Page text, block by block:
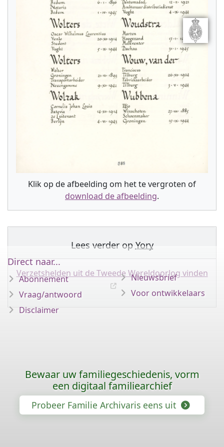
Klik op de afbeelding om het te vergroten of
download de afbeelding.
Lees verder op Yory
Verzetshelden uit de Tweede Wereldoorlog vinden
Direct naar...
Abonnement
Vraag/antwoord
Disclaimer
Nieuwsbrief
Voor ontwikkelaars
Bewaar uw familiegeschiedenis, vorm
een digitaal familiearchief
Probeer Familie Archivaris eens uit